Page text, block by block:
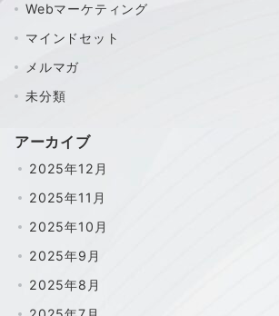
Webマーケティング
マインドセット
メルマガ
未分類
アーカイブ
2025年12月
2025年11月
2025年10月
2025年9月
2025年8月